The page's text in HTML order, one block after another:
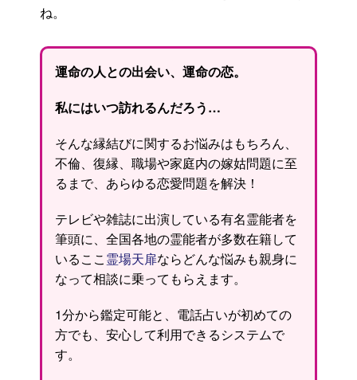
ね。
運命の人との出会い、運命の恋。
私にはいつ訪れるんだろう…
そんな縁結びに関するお悩みはもちろん、
不倫、復縁、職場や家庭内の嫁姑問題に至
るまで、あらゆる恋愛問題を解決！
テレビや雑誌に出演している有名霊能者を
筆頭に、全国各地の霊能者が多数在籍して
いるここ霊場天扉ならどんな悩みも親身に
なって相談に乗ってもらえます。
1分から鑑定可能と、電話占いが初めての
方でも、安心して利用できるシステムで
す。